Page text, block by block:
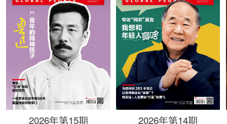
2026年第15期 2026年第14期